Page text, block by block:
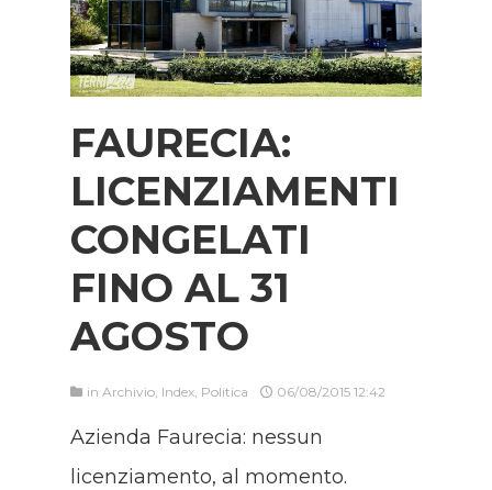
FAURECIA:
LICENZIAMENTI
CONGELATI
FINO AL 31
AGOSTO
in Archivio Index Politica 06/08/2015 12:42
Azienda Faurecia: nessun
licenziamento, al momento.